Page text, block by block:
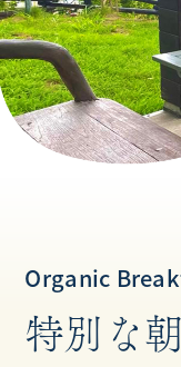
Organic
特別な